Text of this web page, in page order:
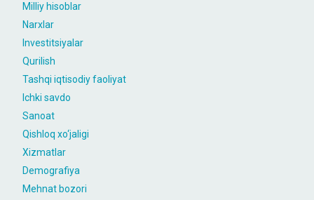
Milliy hisoblar
Narxlar
Investitsiyalar
Qurilish
Tashqi iqtisodiy faoliyat
Ichki savdo
Sanoat
Qishloq xo‘jaligi
Xizmatlar
Demografiya
Mehnat bozori